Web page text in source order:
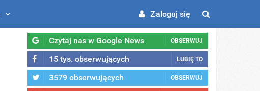
Zaloguj się
Czytaj nas w Google News OBSERWUJ
15 tys. obserwujących LUBIĘ TO
3579 obserwujących OBSERWUJ